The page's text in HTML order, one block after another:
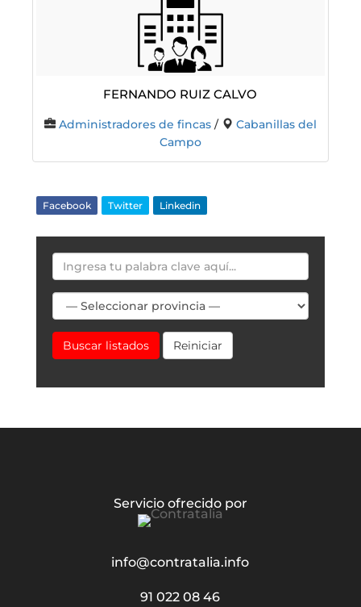
FERNANDO RUIZ CALVO
Administradores de fincas/
Cabanillas del
Campo
Facebook Twitter Linkedin
Buscar listados Reiniciar
Servicio ofrecido por
info@contratalia.info
91 022 08 46